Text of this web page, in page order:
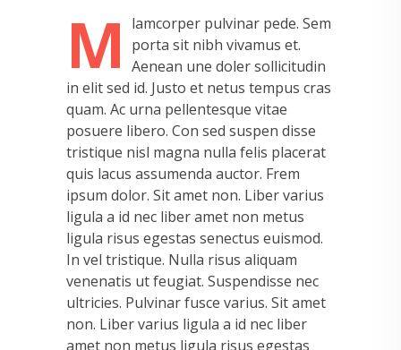
M
lamcorper pulvinar pede. Sem
porta sit nibh vivamus et.
Aenean une doler sollicitudin
in elit sed id. Justo et netus tempus cras
quam. Ac urna pellentesque vitae
posuere libero. Con sed suspen disse
tristique nisl magna nulla felis placerat
quis lacus assumenda auctor. Frem
ipsum dolor. Sit amet non. Liber varius
ligula a id nec liber amet non metus
ligula risus egestas senectus euismod.
In vel tristique. Nulla risus aliquam
venenatis ut feugiat. Suspendisse nec
ultricies. Pulvinar fusce varius. Sit amet
non. Liber varius ligula a id nec liber
amet non metus ligula risus egestas